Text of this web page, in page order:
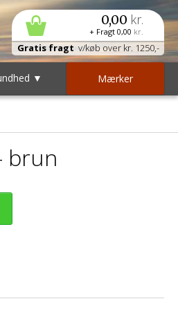
0,00 kr.
+ Fragt 0,00 kr.
Gratis fragt v/køb over kr. 1250,-
▼ Mærker
brun